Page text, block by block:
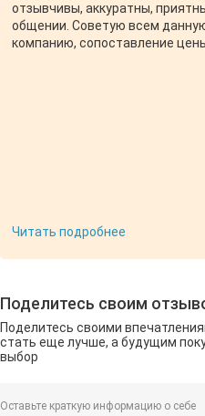
отзывчивы, аккуратны,
общении. Советую всем
компанию, сопоставление
Читать подробнее
Поделитесь своим
Поделитесь своими
стать еще лучше, а будущим
выбор
Оставьте краткую информацию о себе